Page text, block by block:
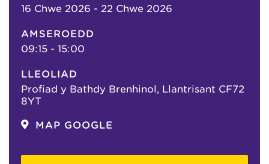
16 Chwe 2026 - 22 Chwe 2026
AMSEROEDD
09:15 - 15:00
LLEOLIAD
Profiad y Bathdy Brenhinol, Llantrisant CF72
8YT
MAP GOOGLE